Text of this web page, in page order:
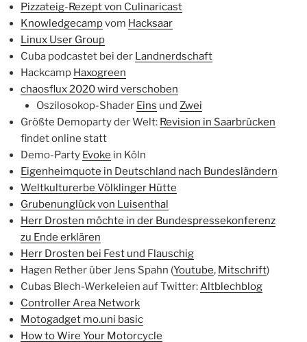
Pizzateig-Rezept von Culinaricast
Knowledgecampvom Hacksaar
Linux User Group
Cuba podcastet bei der Landnerdschaft
Hackcamp Haxogreen
chaosflux 2020 wird verschoben
Oszilosokop-Shader Eins und Zwei
Größte Demoparty der Welt: Revision in Saarbrücken
findet online statt
Demo-Party Evoke in Köln
Eigenheimquote in Deutschland nach Bundesländern
Weltkulturerbe Völklinger Hütte
Grubenunglück von Luisenthal
Herr Drosten möchte in der Bundespressekonferenz
zu Ende erklären
Herr Drosten bei Fest und Flauschig
Hagen Rether über Jens Spahn (Youtube, Mitschrift)
Cubas Blech-Werkeleien auf Twitter:Altblechblog
Controller Area Network
Motogadget mo.uni basic
How to Wire Your Motorcycle